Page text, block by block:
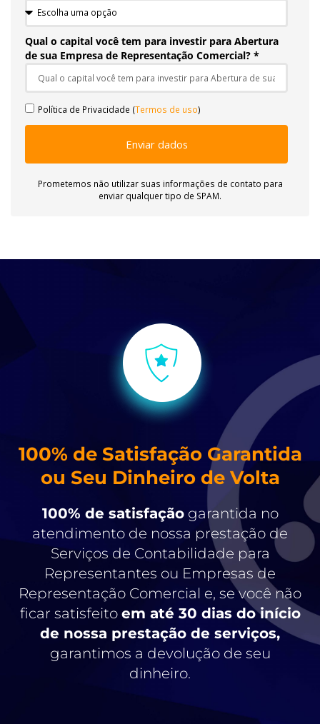
Qual o capital você tem para investir para Abertura
de sua Empresa de Representação Comercial? *
Política de Privacidade (Termos de uso)
Enviar dados
Prometemos não utilizar suas informações de contato para
enviar qualquer tipo de SPAM.
100% de Satisfação Garantida
ou Seu Dinheiro de Volta
100% de satisfaçãogarantida no
atendimento de nossa prestação de
Serviços de Contabilidade para
Representantes ou Empresas de
Representação Comercial e, se você não
ficar satisfeito em até 30 dias do início
de nossa prestação de serviços,
garantimos a devolução de seu
dinheiro.